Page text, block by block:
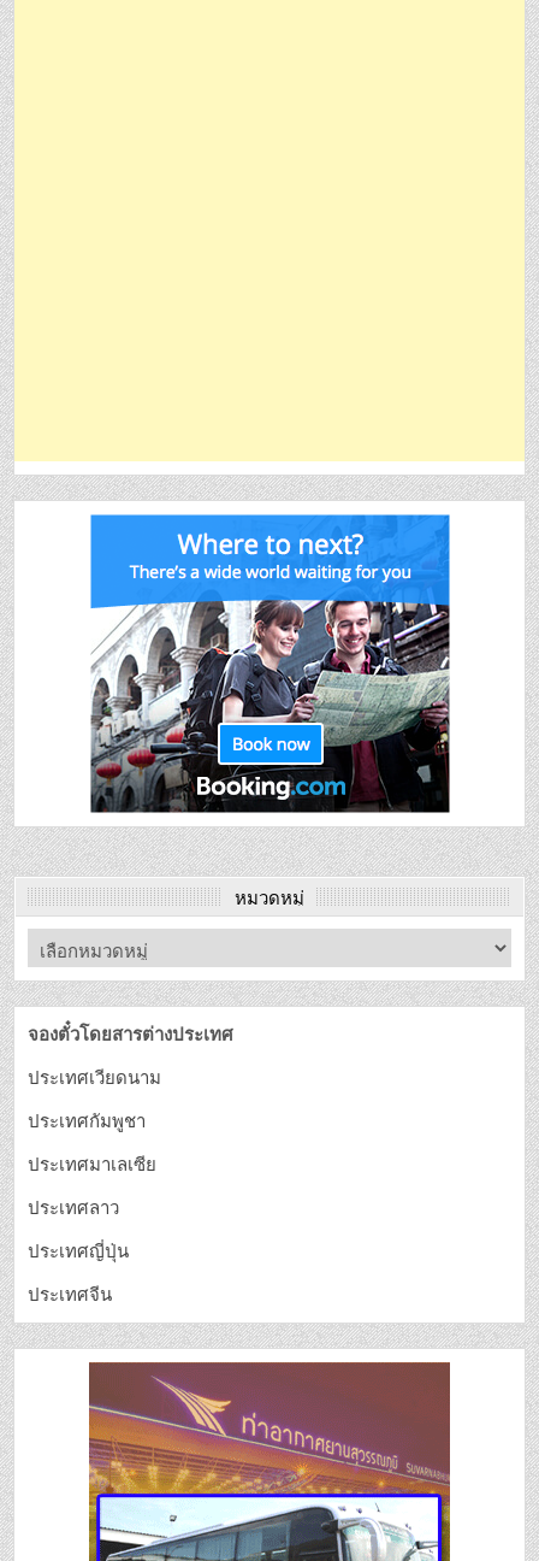
หมวดหมู่
จองตั๋วโดยสารต่างประเทศ
ประเทศเวียดนาม
ประเทศกัมพูชา
ประเทศมาเลเซีย
ประเทศลาว
ประเทศญี่ปุ่น
ประเทศจีน